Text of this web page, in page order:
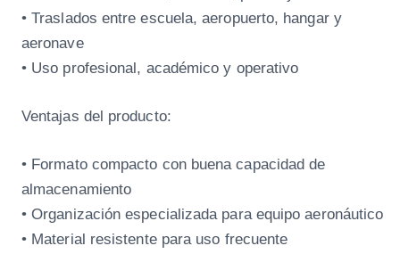
• Traslados entre escuela, aeropuerto, hangar y
aeronave
• Uso profesional, académico y operativo
Ventajas del producto:
• Formato compacto con buena capacidad de
almacenamiento
• Organización especializada para equipo aeronáutico
• Material resistente para uso frecuente